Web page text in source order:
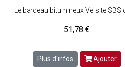
51,78 €
Plus d'infos Ajouter